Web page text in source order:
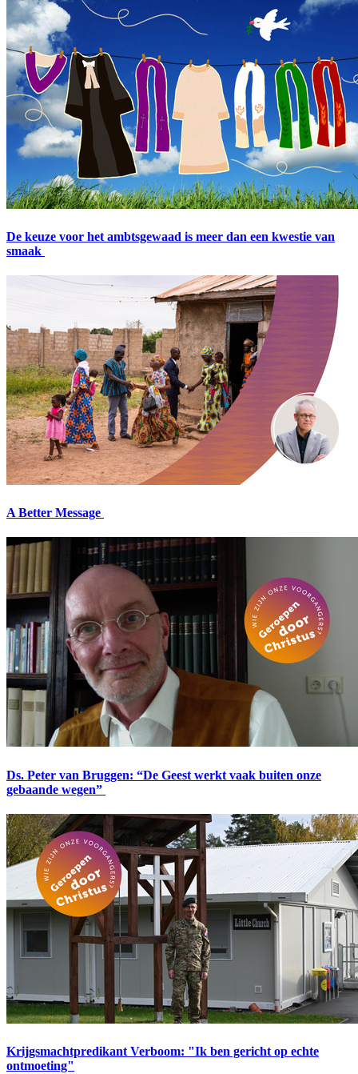
De keuze voor het ambtsgewaad is meer dan een kwestie van
smaak
A Better Message
Ds. Peter van Bruggen: “De Geest werkt vaak buiten onze
gebaande wegen”
Krijgsmachtpredikant Verboom: "Ik ben gericht op echte
ontmoeting"